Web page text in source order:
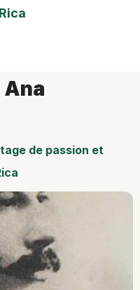
Ana
de passion et